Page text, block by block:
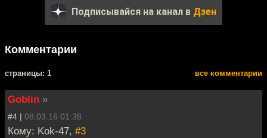
Подписывайся на канал в Дзен
Комментарии
cтраницы: 1 все комментарии
Goblin »
#4 | 08.03.16 01:38
Кому: Kok-47, #3